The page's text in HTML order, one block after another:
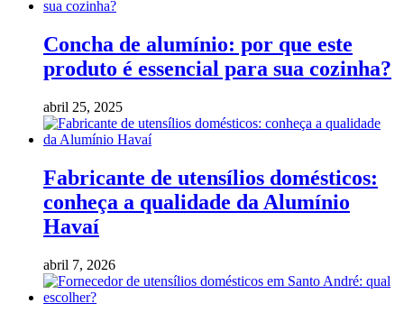
Concha de alumínio: por que este
produto é essencial para sua cozinha?
abril 25, 2025
Fabricante de utensílios domésticos:
conheça a qualidade da Alumínio
Havaí
abril 7, 2026